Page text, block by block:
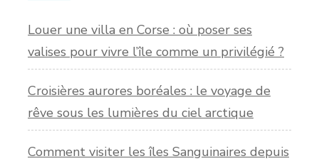
Louer une villa en Corse : où poser ses
valises pour vivre l’île comme un privilégié ?
Croisières aurores boréales : le voyage de
rêve sous les lumières du ciel arctique
Comment visiter les îles Sanguinaires depuis